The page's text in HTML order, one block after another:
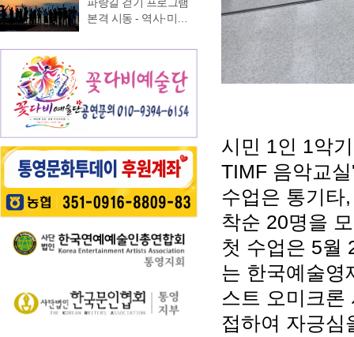
열방교회 앞에는 두 대
의 버스가 숨고르기를
린이들에게 음악 교육
동요를 보급하기 위해
있다. 윤이상 선생은 현
대음악의 거장으로 널
리 알려져 있지만, 해방
찾은 「광도면 빛길수
국축제」가 성황리에
라 만개한 수국길은 동
심의 세계를 느끼게 하
고 연인은 물론 가족들
과 나들이 나온 이들의
미소함께 발길을 사로
빛, 하늘빛 수국이 어우
러진 산책로는 곳곳이
사진 명소로 변하며 꽃
길을 걷는 이들의 웃음
소리가…
숙)가 주최·주관하는
까지 서피랑공원 일대
에서 개최된다. 이번 축
제는 통영시, 명정동, 명
정동자생단체가 후원하
고 지역 주민과 관광객
이 함께 어울려 서피랑
의 매력을 즐길 수 있는
주민 참여형 축제로 구
성한다는 계획이다. 행
사에서는 길놀이를 시
작으로 충렬초등학교
학생들의 우쿨렐레 발
표공연과 명정동 주민
파랑길 걷기 프로그램
본격 시동 - 역사·미식·
영 고유의 차별화된 테
영시는 한려수도의 수
려한 비경과 풍부한 역
사·문화자원을 결합한
해 2026년 통영 남파랑
길 걷기 프로그램을 본
격 운영한다고 밝혔다.
이번 사업은 남파랑길
통영 구간(14~15코스,
력을 널리 알리고 도보
여행 활성화를 도모하
기 위해 추진된다. 통영
의 역사·문화·미식·야간
관광 자원을 연계한 다
시민 1인 1악
TIMF 음악교
수업은 통기타
착순 20명을
첫 수업은 5월
는 한국예술영
스트 오미크론
접하여 자긍심